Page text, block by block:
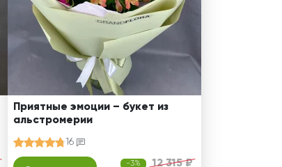
Приятные эмоции – букет из
альстромерии
16
-3% 12 315 ₽